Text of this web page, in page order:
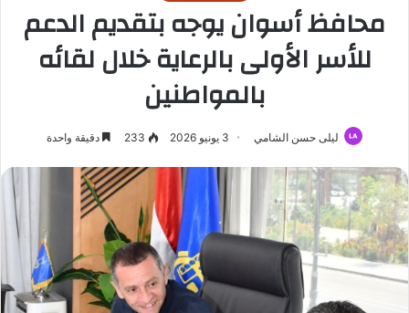
محافظ أسوان يوجه بتقديم الدعم
للأسر الأولى بالرعاية خلال لقائه
بالمواطنين
ليلى حسن الشامي 3 يونيو 2026 233 دقيقة واحدة